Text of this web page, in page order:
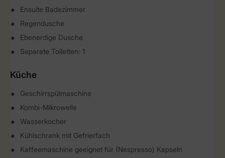
Ensuite Badezimmer
Regendusche
Ebenerdige Dusche
Separate Toiletten: 1
Küche
Geschirrspülmaschine
Kombi-Mikrowelle
Wasserkocher
Kühlschrank mit Gefrierfach
Kaffeemaschine geeignet für (Nespresso) Kapseln